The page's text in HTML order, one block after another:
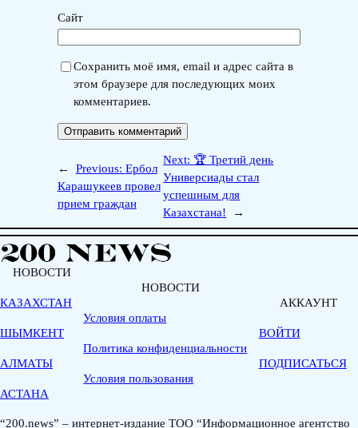
Сайт
Сохранить моё имя, email и адрес сайта в
этом браузере для последующих моих
комментариев.
← Previous: Ербол
Карашукеев провел
прием граждан
Next: 🏆 Третий день
Универсиады стал
успешным для
Казахстана!
→
НОВОСТИ
КАЗАХСТАН
ШЫМКЕНТ
АЛМАТЫ
АСТАНА
НОВОСТИ
Условия оплаты
Политика конфиденциальности
Условия пользования
АККАУНТ
ВОЙТИ
ПОДПИСАТЬСЯ
“200.news” – интернет-издание ТОО “Информационное агентство